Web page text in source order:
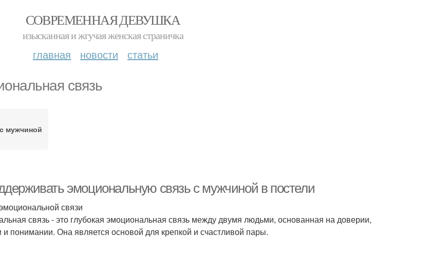
СОВРЕМЕННАЯ ДЕВУШКА
изысканная и жгучая женская страничка
главная новости статьи
связь
мужчиной
эмоциональную связь с мужчиной в постели
связи
связь - это глубокая эмоциональная связь между двумя людьми, основанная на доверии,
понимании. Она является основой для крепкой и счастливой пары.